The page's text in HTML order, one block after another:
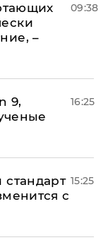
–
09:38
9,
16:25
с
15:25